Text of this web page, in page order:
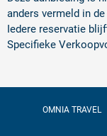
anders vermeld in
Iedere reservatie
Specifieke